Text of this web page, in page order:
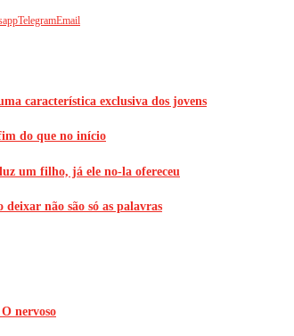
TelegramEmail
característica exclusiva dos jovens
do que no início
um filho, já ele no-la ofereceu
não são só as palavras
nervoso